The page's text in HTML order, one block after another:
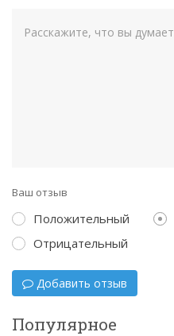
Ваш отзыв
Положительный
Отрицательный
Добавить отзыв
Популярное